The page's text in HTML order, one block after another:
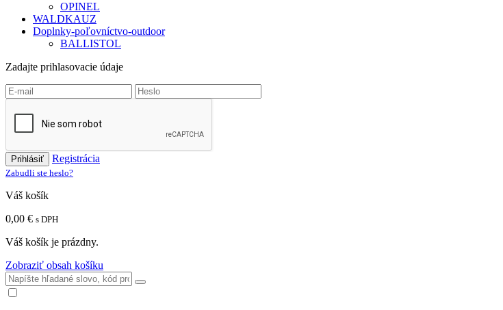
OPINEL
WALDKAUZ
Doplnky-poľovníctvo-outdoor
BALLISTOL
Zadajte prihlasovacie údaje
Prihlásiť Registrácia
Zabudli ste heslo?
Váš košík
0,00 € s DPH
Váš košík je prázdny.
Zobraziť obsah košíku